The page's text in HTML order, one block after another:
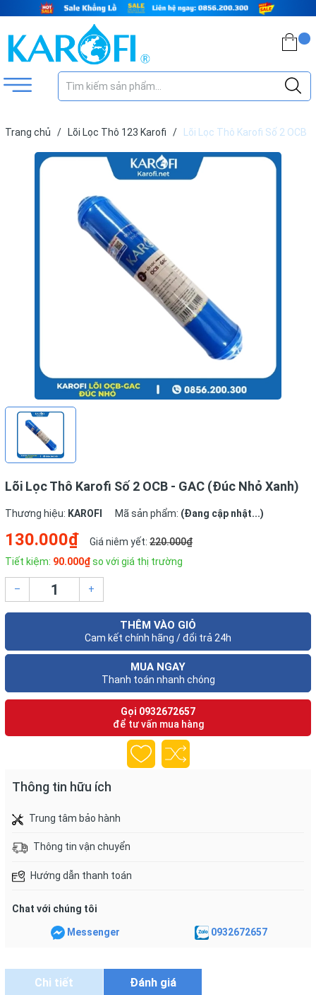
Trang chủ / Lõi Lọc Thô 123 Karofi /
Lõi Lọc Thô Karofi Số 2 OCB
- GAC (Đúc Nhỏ Xanh)
Lõi Lọc Thô Karofi Số 2 OCB - GAC (Đúc Nhỏ Xanh)
Thương hiệu: KAROFI Mã sản phẩm: (Đang cập nhật...)
130.000₫ Giá niêm yết: 220.000₫
Tiết kiệm: 90.000₫so với giá thị trường
– +
THÊM VÀO GIỎ
Cam kết chính hãng / đổi trả 24h
MUA NGAY
Thanh toán nhanh chóng
Gọi 0932672657
để tư vấn mua hàng
Thông tin hữu ích
Trung tâm bảo hành
Thông tin vận chuyển
Hướng dẫn thanh toán
Chat với chúng tôi
Messenger 0932672657
Chi tiết Đánh giá